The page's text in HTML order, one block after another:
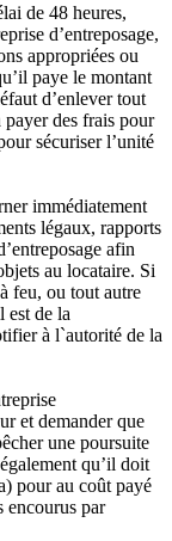
de 48 heures,
d’entreposage,
appropriées ou
paye le montant
d’enlever tout
payer des frais pour
sécuriser l’unité
immédiatement
légaux, rapports
afin
au locataire. Si
feu, ou tout autre
est de la
à l`autorité de la
et demander que
une poursuite
qu’il doit
pour au coût payé
encourus par